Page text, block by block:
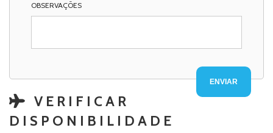
OBSERVAÇÕES
VERIFICAR
DISPONIBILIDADE